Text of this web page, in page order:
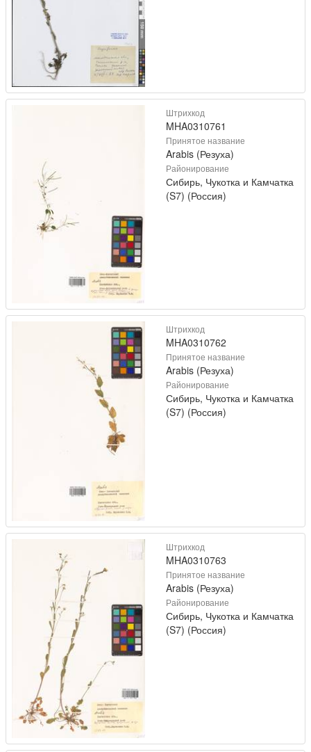
Штрихкод
MHA0310761
Принятое название
Arabis (Резуха)
Районирование
Сибирь, Чукотка и Камчатка
(S7) (Россия)
Штрихкод
MHA0310762
Принятое название
Arabis (Резуха)
Районирование
Сибирь, Чукотка и Камчатка
(S7) (Россия)
Штрихкод
MHA0310763
Принятое название
Arabis (Резуха)
Районирование
Сибирь, Чукотка и Камчатка
(S7) (Россия)